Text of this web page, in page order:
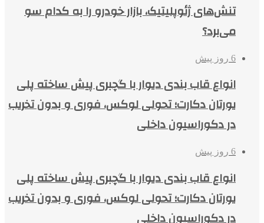
تنش‌های ژئوپلیتیک، بازار خودرو را به کدام سو
می‌برد؟
6 روز پیش
انواع قاب بندی دیوار با گچبری پیش ساخته پلی
یورتان دکارت؛ تحولی لوکس، فوری و بدون تخریب
در دکوراسیون داخلی
6 روز پیش
انواع قاب بندی دیوار با گچبری پیش ساخته پلی
یورتان دکارت؛ تحولی لوکس، فوری و بدون تخریب
در دکوراسیون داخلی